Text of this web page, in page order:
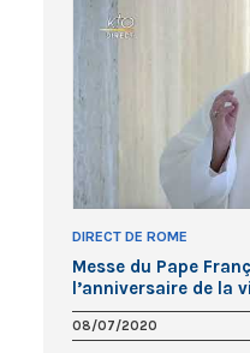
DIRECT DE ROME
Messe du Pape
l’anniversaire de la
08/07/2020